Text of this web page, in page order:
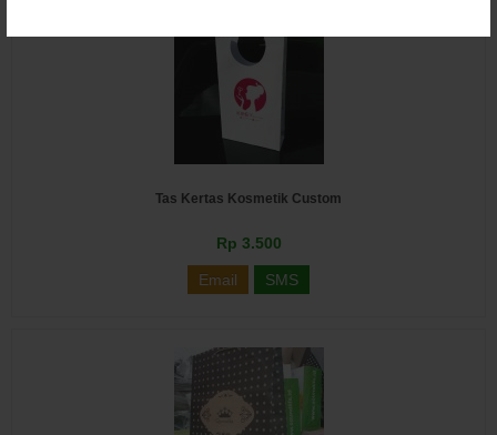
Tas Kertas Kosmetik Custom
Rp 3.500
Email SMS